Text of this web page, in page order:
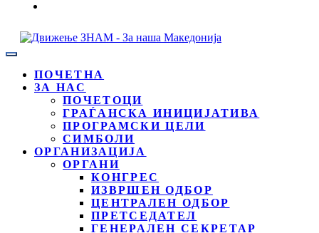
ПОЧЕТНА
ЗА НАС
ПОЧЕТОЦИ
ГРАЃАНСКА ИНИЦИЈАТИВА
ПРОГРАМСКИ ЦЕЛИ
СИМБОЛИ
ОРГАНИЗАЦИЈА
ОРГАНИ
КОНГРЕС
ИЗВРШЕН ОДБОР
ЦЕНТРАЛЕН ОДБОР
ПРЕТСЕДАТЕЛ
ГЕНЕРАЛЕН СЕКРЕТАР